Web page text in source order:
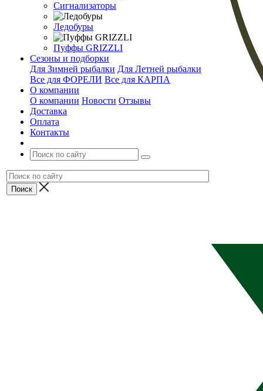
Сигнализаторы
Ледобуры
Пуффы GRIZZLI
Сезоны и подборки
Для Зимней рыбалки Для Летней рыбалки
Все для ФОРЕЛИ Все для КАРПА
О компании
О компании Новости Отзывы
Доставка
Оплата
Контакты